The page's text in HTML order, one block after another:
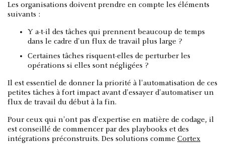
Les organisations doivent prendre en compte les éléments
suivants :
Y a-t-il des tâches qui prennent beaucoup de temps
dans le cadre d'un flux de travail plus large ?
Certaines tâches risquent-elles de perturber les
opérations si elles sont négligées ?
Il est essentiel de donner la priorité à l'automatisation de ces
petites tâches à fort impact avant d'essayer d'automatiser un
flux de travail du début à la fin.
Pour ceux qui n'ont pas d'expertise en matière de codage, il
est conseillé de commencer par des playbooks et des
intégrations préconstruits. Des solutions comme Cortex